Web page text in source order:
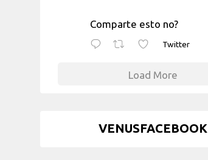
Comparte esto no?
Twitter
Load More
VENUSFACEBOOK